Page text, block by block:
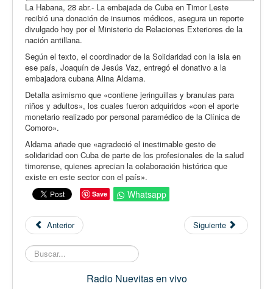
La Habana, 28 abr.- La embajada de Cuba en Timor Leste
recibió una donación de insumos médicos, asegura un reporte
divulgado hoy por el Ministerio de Relaciones Exteriores de la
nación antillana.
Según el texto, el coordinador de la Solidaridad con la isla en
ese país, Joaquín de Jesús Vaz, entregó el donativo a la
embajadora cubana Alina Aldama.
Detalla asimismo que «contiene jeringuillas y branulas para
niños y adultos», los cuales fueron adquiridos «con el aporte
monetario realizado por personal paramédico de la Clínica de
Comoro».
Aldama añade que «agradeció el inestimable gesto de
solidaridad con Cuba de parte de los profesionales de la salud
timorense, quienes aprecian la colaboración histórica que
existe en este sector con el país».
Save Whatsapp
Anterior Siguiente
Buscar...
Radio Nuevitas en vivo